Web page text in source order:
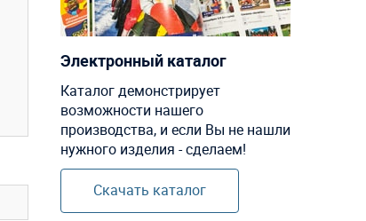
Электронный каталог
Каталог демонстрирует
возможности нашего
производства, и если Вы не нашли
нужного изделия - сделаем!
Скачать каталог